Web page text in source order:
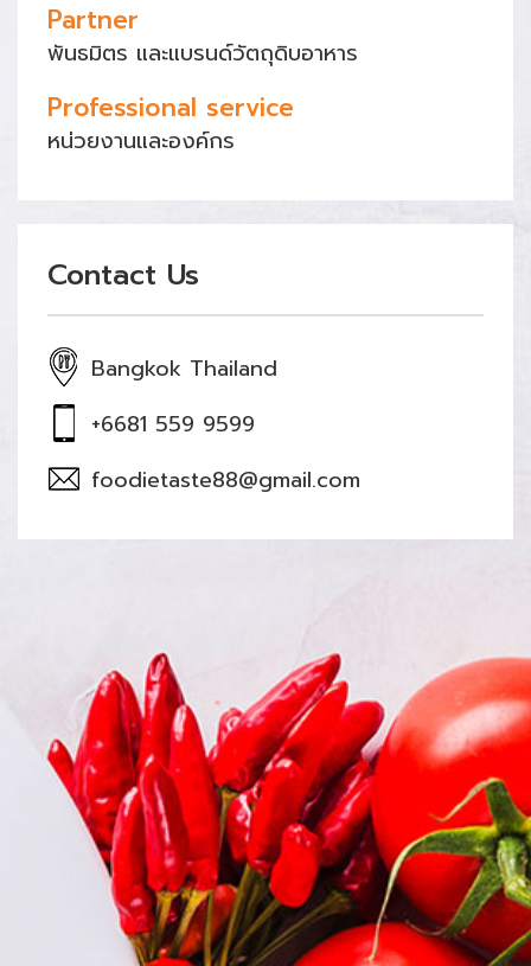
Partner
พันธมิตร และแบรนด์วัตถุดิบอาหาร
Professional service
หน่วยงานและองค์กร
Contact Us
Bangkok Thailand
+6681 559 9599
foodietaste88@gmail.com